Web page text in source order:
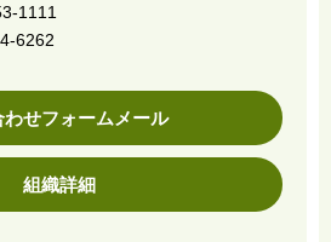
1111
6262
わせフォームメール
組織詳細